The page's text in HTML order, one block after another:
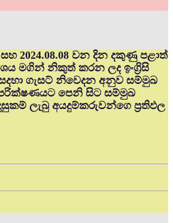
සහ 2024.08.08 වන දින දකුණු පළාත්
මගින් නිකුත් කරන ලද ඉංග්‍රිසි
ගැසට් නිවෙදන අනුව සම්මුඛ
පෙනි සිට සම්මුඛ
ලැබු අයදුම්කරුවන්ගෙ ප්‍රතිඵල